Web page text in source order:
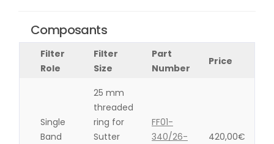
Composants
Filter
Role
Filter
Size
Part
Number
Price
Single
Band
25 mm
threaded
ring for
Sutter
FF01-
340/26-
420,00€